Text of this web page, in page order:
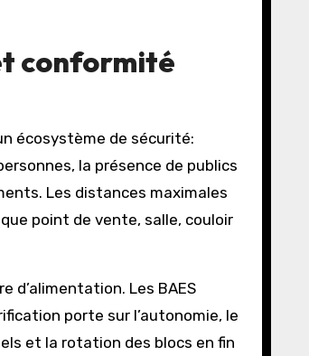
conformité
écosystème de sécurité:
la présence de publics
Les distances maximales
point de vente, salle, couloir
d’alimentation. Les BAES
porte sur l’autonomie, le
et la rotation des blocs en fin